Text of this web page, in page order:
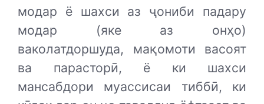
модар ё шахси аз ҷониби падару
модар (яке аз онҳо)
ваколатдоршуда, мақомоти васоят
ва парасторӣ, ё ки шахси
мансабдори муассисаи тиббӣ, ки